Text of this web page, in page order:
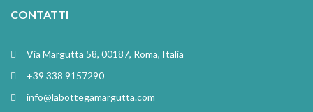
CONTATTI
Via Margutta 58, 00187, Roma, Italia
+39 338 9157290
info@labottegamargutta.com